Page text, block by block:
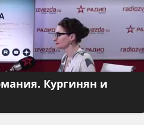
Кургинян и